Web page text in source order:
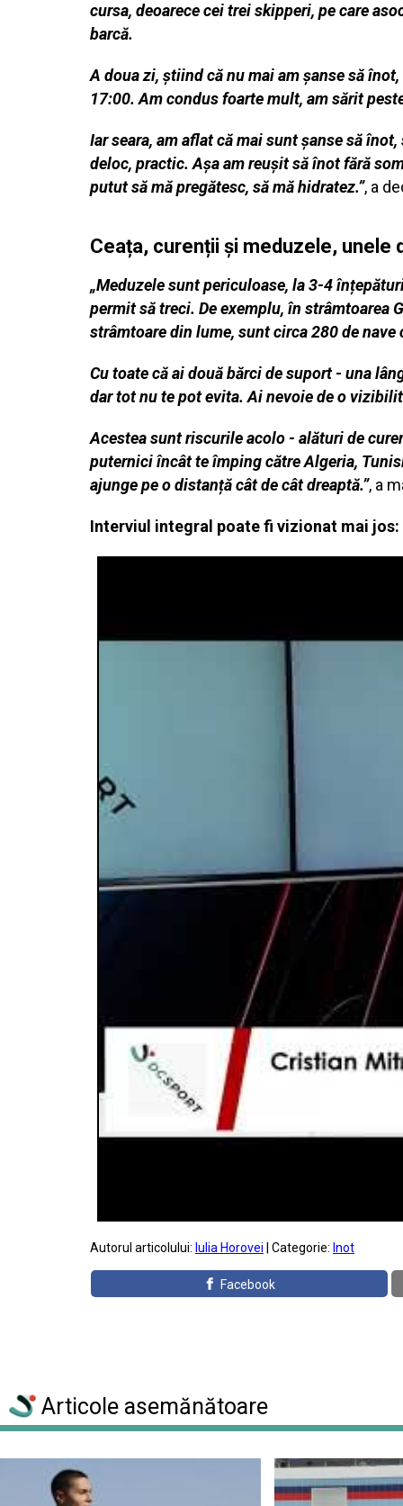
cursa, deoarece cei trei skipperi, pe care
barcă.
A doua zi, știind că nu mai am șanse să
17:00. Am condus foarte mult, am sărit
Iar seara, am aflat că mai sunt șanse să
deloc, practic. Așa am reușit să înot fără
putut să mă pregătesc, să mă hidratez.”, a
Ceața, curenții și meduzele,
„Meduzele sunt periculoase, la 3-4
permit să treci. De exemplu, în strâmtoarea
strâmtoare din lume, sunt circa 280 de
Cu toate că ai două bărci de suport - una
dar tot nu te pot evita. Ai nevoie de o
Acestea sunt riscurile acolo - alături de
puternici încât te împing către Algeria,
ajunge pe o distanță cât de cât dreaptă.”, a
Interviul integral poate fi vizionat mai jos:
Autorul articolului: Iulia Horovei | Categorie: Inot
Facebook
Articole asemănătoare